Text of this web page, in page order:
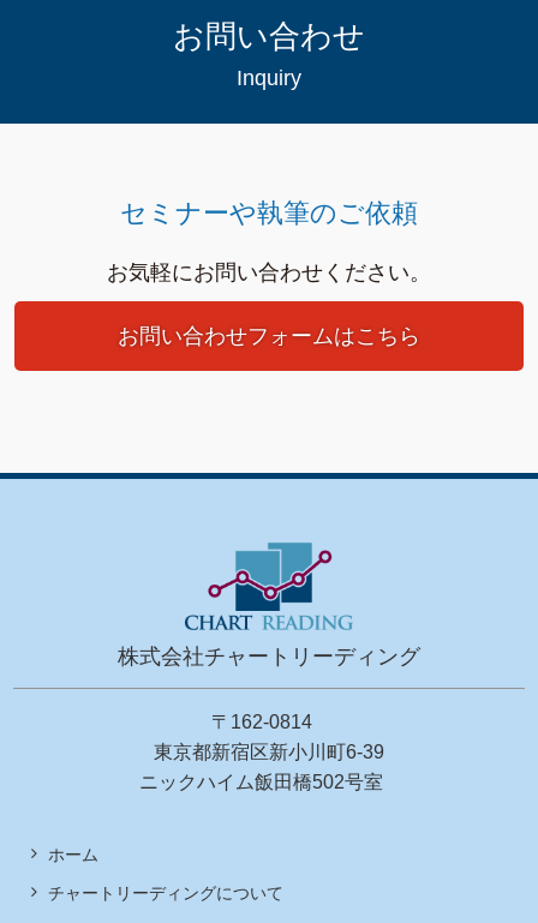
お問い合わせ
Inquiry
セミナーや執筆のご依頼
お気軽にお問い合わせください。
お問い合わせフォームはこちら
株式会社チャートリーディング
〒162-0814
東京都新宿区新小川町6-39
ニックハイム飯田橋502号室
ホーム
チャートリーディングについて